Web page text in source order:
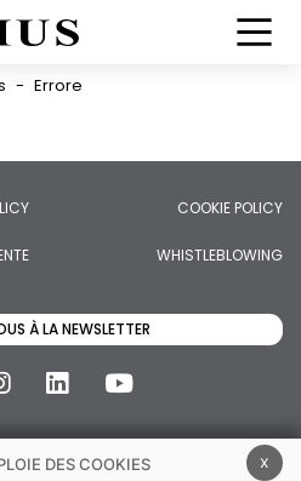
- Errore
COOKIE POLICY
WHISTLEBLOWING
À LA NEWSLETTER
x
DES COOKIES